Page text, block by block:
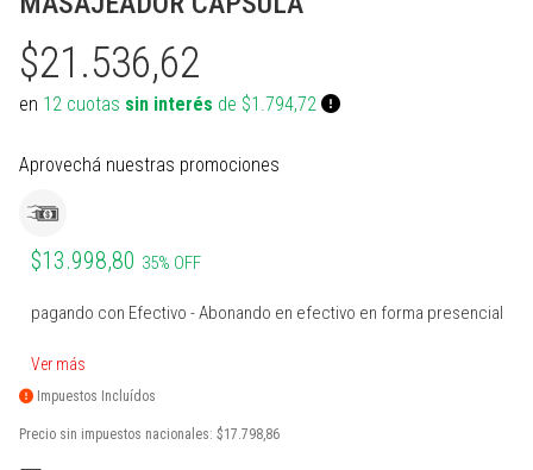
PROTECCIONES BOXEO
ACCESORIOS BOXEO
PERA Y CIELO Y TIERRA
INDUMENTARIA BOXEO
RING DE BOXEO
SUPLEMENTOS NATURALES
COMBOS
Ver todos
INDUMENTARIA TERMICA
PILATES Y YOGA
REHABILITACION
OTROS ACCESORIOS
Ver todos
MARCACION Y COORDINACION
BOSU Y MINI BOSUS |
PROPOCIOCEPCION
PESAS RUSAS
STRAPS Y CINTURON RUSO
CALLERAS GUANTES Y
PROTECCIONES
TENIS DE MESA
VOLEY
BOLSOS PORTA PELOTAS
PADDLE
BOLSOS Y MOCHILAS
RUGBY Y FUTBOL AMERICANO
INFLADORES Y SILBATOS
$21.536,62
en 12 cuotas sin interés de $1.794,72
Aprovechá nuestras promociones
$13.998,80 35% OFF
pagando con Efectivo - Abonando en efectivo en forma presencial
Ver más
Impuestos Incluídos
Precio sin impuestos nacionales: $17.798,86